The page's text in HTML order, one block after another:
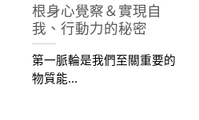
根身心覺察＆實現自
我、行動力的秘密
第一脈輪是我們至關重要的
物質能...